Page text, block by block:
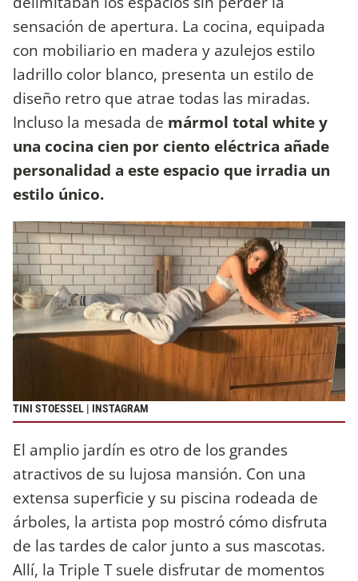
sensación de apertura. La cocina, equipada
con mobiliario en madera y azulejos estilo
ladrillo color blanco, presenta un estilo de
diseño retro que atrae todas las miradas.
Incluso la mesada de mármol total white y
una cocina cien por ciento eléctrica añade
personalidad a este espacio que irradia un
estilo único.
TINI STOESSEL | INSTAGRAM
El amplio jardín es otro de los grandes
atractivos de su lujosa mansión. Con una
extensa superficie y su piscina rodeada de
árboles, la artista pop mostró cómo disfruta
de las tardes de calor junto a sus mascotas.
Allí, la Triple T suele disfrutar de momentos